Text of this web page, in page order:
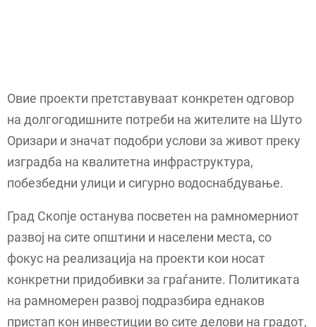
Овие проекти претставуваат конкретен одговор
на долгогодишните потреби на жителите на Шуто
Оризари и значат подобри услови за живот преку
изградба на квалитетна инфраструктура,
побезбедни улици и сигурно водоснабдување.
Град Скопје останува посветен на рамномерниот
развој на сите општини и населени места, со
фокус на реализација на проекти кои носат
конкретни придобивки за граѓаните. Политиката
на рамномерен развој подразбира еднаков
пристап кон инвестиции во сите делови на градот,